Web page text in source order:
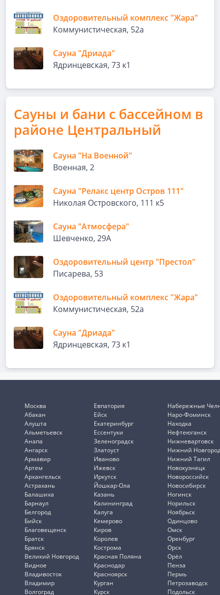
Оздоровительный комплекс "Жара"
Коммунистическая, 52а
Сауна "Дриада"
Ядринцевская, 73 к1
Сауны и бани с бассейном в
районе Центральный
Сауна "На Военной"
Военная, 2
Сауна "Релакс центр Остров 111"
Николая Островского, 111 к5
Сауна "Атмосфера"
Шевченко, 29А
Оздоровительный центр "Престол"
Писарева, 53
Оздоровительный комплекс "Жара"
Коммунистическая, 52а
Сауна "Дриада"
Ядринцевская, 73 к1
Москва
Абакан
Алушта
Альметьевск
Анапа
Ангарск
Армавир
Артем
Архангельск
Астрахань
Балашиха
Барнаул
Белгород
Бийск
Благовещенск
Братск
Брянск
Великий Новгород
Видное
Владивосток
Владимир
Волгоград
Евпатория
Ейск
Екатеринбург
Ессентуки
Зеленоградск
Златоуст
Иваново
Ижевск
Иркутск
Йошкар-Ола
Казань
Калининград
Калуга
Кемерово
Киров
Королев
Кострома
Красная Поляна
Краснодар
Красноярск
Курган
Курск
Набережные
Наро-Фоминск
Находка
Нефтеюганск
Нижневартовск
Нижний
Нижний Тагил
Новокузнецк
Новороссийск
Новосибирск
Ногинск
Норильск
Ноябрьск
Одинцово
Омск
Оренбург
Орск
Орёл
Пенза
Пермь
Петрозаводск
Подольск